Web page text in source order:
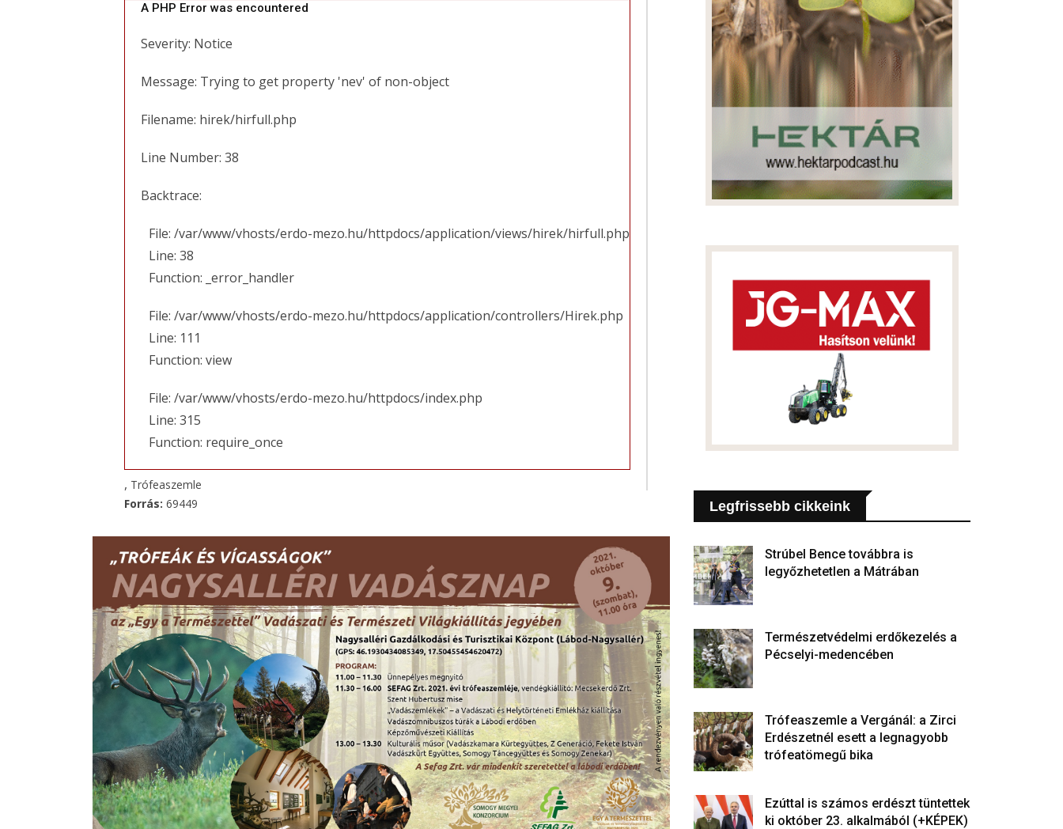
A PHP Error was encountered
Severity: Notice
Message: Trying to get property 'nev' of non-object
Filename: hirek/hirfull.php
Line Number: 38
Backtrace:
File: /var/www/vhosts/erdo-mezo.hu/httpdocs/application/views/hirek/hirfull.php
Line: 38
Function: _error_handler
File: /var/www/vhosts/erdo-mezo.hu/httpdocs/application/controllers/Hirek.php
Line: 111
Function: view
File: /var/www/vhosts/erdo-mezo.hu/httpdocs/index.php
Line: 315
Function: require_once
, Trófeaszemle
Forrás: 69449 Legfrissebb cikkeink
Strúbel Bence továbbra is
legyőzhetetlen a Mátrában
Természetvédelmi erdőkezelés a
Pécselyi-medencében
Trófeaszemle a Vergánál: a Zirci
Erdészetnél esett a legnagyobb
trófeatömegű bika
Ezúttal is számos erdészt tüntettek
ki október 23. alkalmából (+KÉPEK)